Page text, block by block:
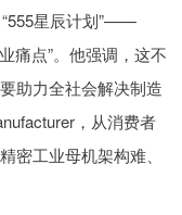
“555星辰计划”——
痛点”。他强调，这不
助力全社会解决制造
，从消费者
密工业母机架构难、